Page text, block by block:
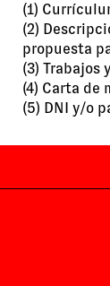
(1)
(2)
propuesta
(3)
(4) Carta de
(5) DNI y/o